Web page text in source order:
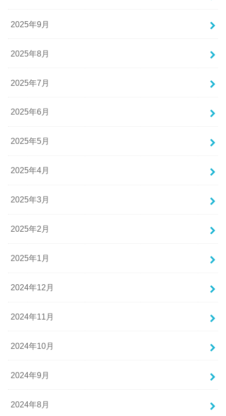
2025年9月
2025年8月
2025年7月
2025年6月
2025年5月
2025年4月
2025年3月
2025年2月
2025年1月
2024年12月
2024年11月
2024年10月
2024年9月
2024年8月